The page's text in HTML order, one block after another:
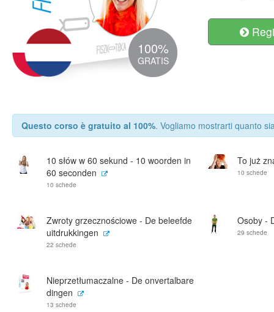
100%
GRATIS
Questo corso è gratuito al 100%. Vogliamo mostrarti quanto
10 słów w 60 sekund - 10 woorden in
60 seconden
10 schede
To już
10 schede
Zwroty grzecznościowe - De beleefde
uitdrukkingen
22 schede
Osoby -
29 schede
Nieprzetłumaczalne - De onvertalbare
dingen
13 schede